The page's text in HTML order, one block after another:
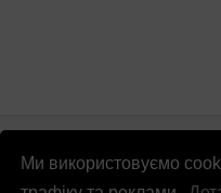
Ми використовуємо
© Патріоти України 2026
info@